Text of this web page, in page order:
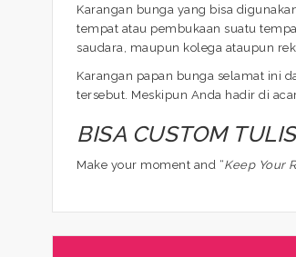
Karangan bunga yang bisa
tempat atau pembukaan suatu
saudara, maupun kolega ataupun
Karangan papan bunga selamat ini
tersebut. Meskipun Anda hadir di
BISA CUSTOM
Make your moment and “Keep Your